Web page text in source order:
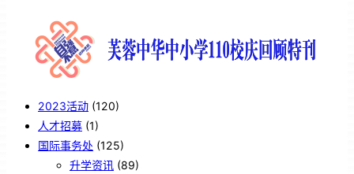
2023活动 (120)
人才招募 (1)
国际事务处 (125)
升学资讯 (89)